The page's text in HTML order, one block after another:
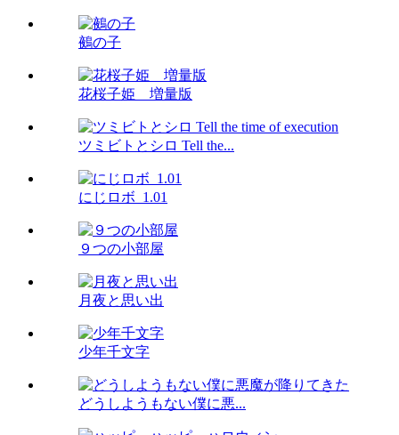
鵺の子
花桜子姫 増量版
ツミビトとシロ Tell the...
にじロボ_1.01
９つの小部屋
月夜と思い出
少年千文字
どうしようもない僕に悪...